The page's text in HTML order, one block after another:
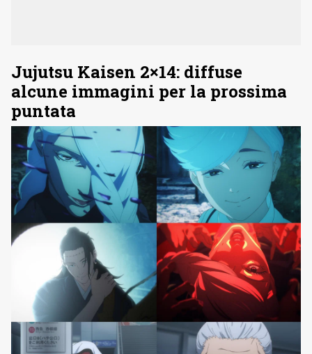
Jujutsu Kaisen 2×14: diffuse
alcune immagini per la prossima
puntata